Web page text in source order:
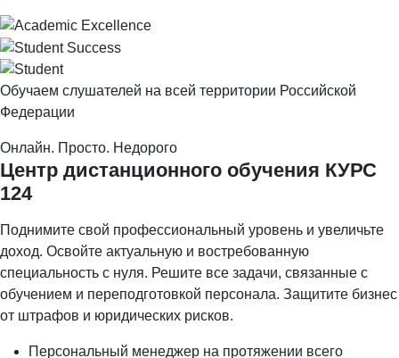
Обучаем слушателей на всей территории Российской
Федерации
Онлайн. Просто. Недорого
Центр дистанционного обучения КУРС
124
Поднимите свой профессиональный уровень и увеличьте
доход. Освойте актуальную и востребованную
специальность с нуля. Решите все задачи, связанные с
обучением и переподготовкой персонала. Защитите бизнес
от штрафов и юридических рисков.
Персональный менеджер на протяжении всего